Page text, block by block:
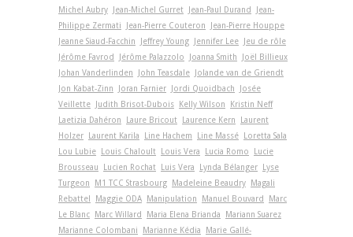
Michel Aubry
Jean-Michel Gurret Jean-Paul Durand
Jean-
Philippe Zermati
Jean-Pierre Couteron
Jean-Pierre Houppe
Jeanne Siaud-Facchin
Jeffrey Young Jennifer Lee
Jeu de rôle
Jérôme Favrod
Jérôme Palazzolo Joanna Smith
Joël Billieux
Johan Vanderlinden
John Teasdale
Jolande van de Griendt
Jon Kabat-Zinn
Joran Farnier Jordi Quoidbach
Josée
Veillette
Judith Brisot-Dubois Kelly Wilson
Kristin Neff
Laetizia Dahéron
Laure Bricout Laurence Kern
Laurent
Holzer
Laurent Karila Line Hachem Line Massé
Loretta Sala
Lou Lubie
Louis Chaloult Louis Vera Lucia Romo
Lucie
Brousseau
Lucien Rochat Luis Vera Lynda Bélanger
Lyse
Turgeon
M1 TCC Strasbourg Madeleine Beaudry
Magali
Rebattel
Maggie ODA Manipulation Manuel Bouvard
Marc
Le Blanc
Marc Willard Maria Elena Brianda
Mariann Suarez
Marianne Colombani
Marianne Kédia
Marie Gallé-